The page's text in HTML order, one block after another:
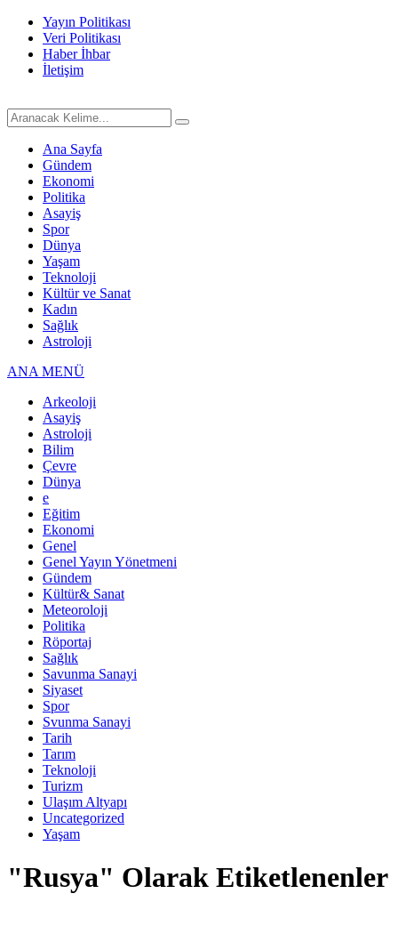
Yayın Politikası
Veri Politikası
Haber İhbar
İletişim
Ana Sayfa
Gündem
Ekonomi
Politika
Asayiş
Spor
Dünya
Yaşam
Teknoloji
Kültür ve Sanat
Kadın
Sağlık
Astroloji
ANA MENÜ
Arkeoloji
Asayiş
Astroloji
Bilim
Çevre
Dünya
e
Eğitim
Ekonomi
Genel
Genel Yayın Yönetmeni
Gündem
Kültür& Sanat
Meteoroloji
Politika
Röportaj
Sağlık
Savunma Sanayi
Siyaset
Spor
Svunma Sanayi
Tarih
Tarım
Teknoloji
Turizm
Ulaşım Altyapı
Uncategorized
Yaşam
"Rusya" Olarak Etiketlenenler